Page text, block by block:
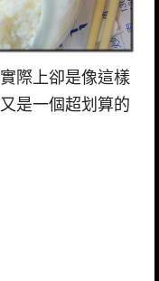
際上卻是像這樣
是一個超划算的